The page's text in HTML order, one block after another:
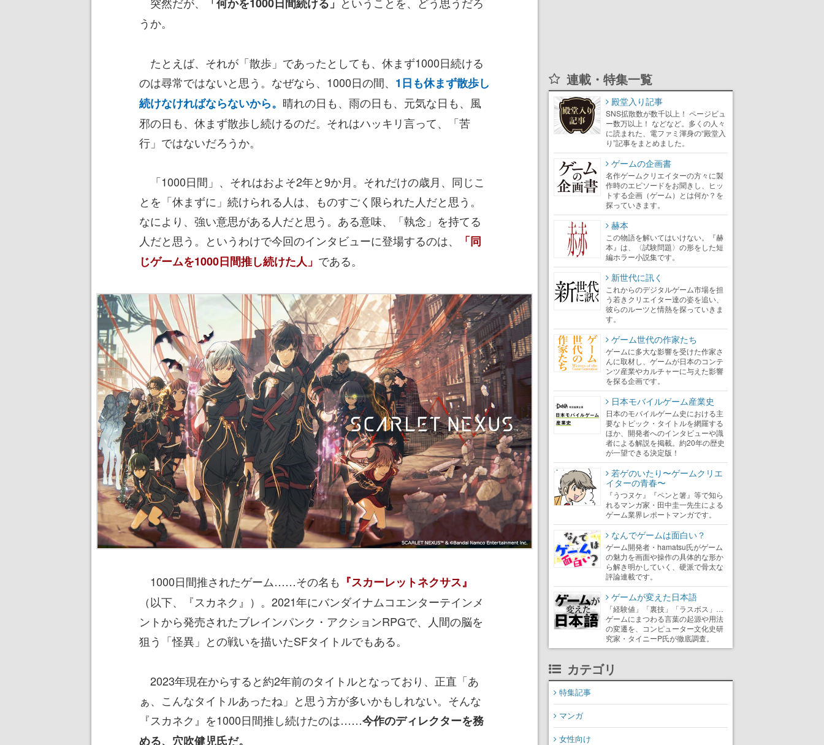
「何かを1000日間続ける」
うか。
たとえば、それが「散歩」であったとしても、休まず1000日続ける
のは尋常ではないと思う。なぜなら、1000日の間、 1日も休まず散歩し
続けなければならないから。 晴れの日も、雨の日も、元気な日も、風
邪の日も、休まず散歩し続けるのだ。それはハッキリ言って、「苦
行」ではないだろうか。
「1000日間」、それはおよそ2年と9か月。それだけの歳月、同じこ
とを「休まずに」続けられる人は、ものすごく限られた人だと思う。
なにより、強い意思がある人だと思う。ある意味、「執念」を持てる
人だと思う。というわけで今回のインタビューに登場するのは、
「同
じゲームを1000日間推し続けた人」 である。
1000日間推されたゲーム……その名も 『スカーレットネクサス』
（以下、
『スカネク』 ）。2021年にバンダイナムコエンターテインメ
ントから発売されたブレインパンク・アクションRPGで、人間の脳を
狙う「怪異」との戦いを描いたSFタイトルでもある。
2023年現在からすると約2年前のタイトルとなっており、正直「あ
ぁ、こんなタイトルあったね」と思う方が多いかもしれない。そんな
『スカネク』を1000日間推し続けたのは……今作のディレクターを務
める、穴吹健児氏だ。
連載・特集一覧
殿堂入り記事
SNS拡散数が数千以上！ ページビュ
ー数万以上！ などなど。多くの人々
に読まれた、電ファミ渾身の“殿堂入
り”記事をまとめました。
ゲームの企画書
名作ゲームクリエイターの方々に製
作時のエピソードをお聞きし、ヒッ
トする企画（ゲーム）とは何か？を
探っていきます。
赫本
この物語を解いてはいけない。『赫
本』は、〈試験問題〉の形をした短
編ホラー小説集です。
新世代に訊く
これからのデジタルゲーム市場を担
う若きクリエイター達の姿を追い、
彼らのルーツと情熱を探っていきま
す。
ゲーム世代の作家たち
ゲームに多大な影響を受けた作家さ
んに取材し、ゲームが日本のコンテ
ンツ産業やカルチャーに与えた影響
を探る企画です。
日本モバイルゲーム産業史
日本のモバイルゲーム史における主
要なトピック・タイトルを網羅する
ほか、開発者へのインタビューや識
者による解説を掲載。約20年の歴史
が一望できる決定版！
若ゲのいたり〜ゲームクリエ
イターの青春〜
『うつヌケ』『ペンと箸』等で知ら
れるマンガ家・田中圭一先生による
ゲーム業界レポートマンガです。
なんでゲームは面白い？
ゲーム開発者・hamatsu氏がゲーム
の魅力を画面や操作の具体的な形か
ら解き明かしていく、硬派で骨太な
評論連載です。
ゲームが変えた日本語
「経験値」「裏技」「ラスボス」…
ゲームにまつわる言葉の起源や用法
の変遷を、コンピューター文化史研
究家・タイニーP氏が徹底調査。
カテゴリ
特集記事
マンガ
女性向け